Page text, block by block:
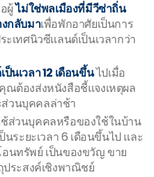
ผู้ไม่ใช่พลเมืองที่มีวีซ่าถิ่น
กลับมาเพื่อพักอาศัยเป็นการ
เทศนิวซีแลนด์เป็นเวลากว่า
นเวลา 12 เดือนขึ้นไปเมื่อ
ต้องส่งหนังสือชี้แจงเหตุผล
วนบุคคลล่าช้า
ส่วนบุคคลหรือของใช้ในบ้าน
ระยะเวลา 6 เดือนขึ้นไป และ
นทรัพย์ เป็นของขวัญ ขาย
ประสงค์เชิงพาณิชย์